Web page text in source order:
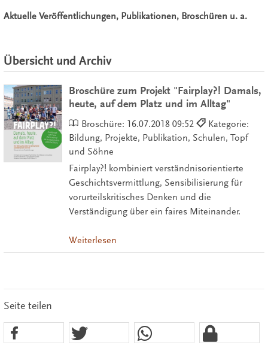
Aktuelle Veröffentlichungen, Publikationen, Broschüren u. a.
Übersicht und Archiv
Broschüre zum Projekt "Fairplay?! Damals,
heute, auf dem Platz und im Alltag"
Broschüre: 16.07.2018 09:52
Kategorie:
Bildung, Projekte, Publikation, Schulen, Topf
und Söhne
Fairplay?! kombiniert verständnisorientierte
Geschichtsvermittlung, Sensibilisierung für
vorurteilskritisches Denken und die
Verständigung über ein faires Miteinander.
Weiterlesen
Seite teilen